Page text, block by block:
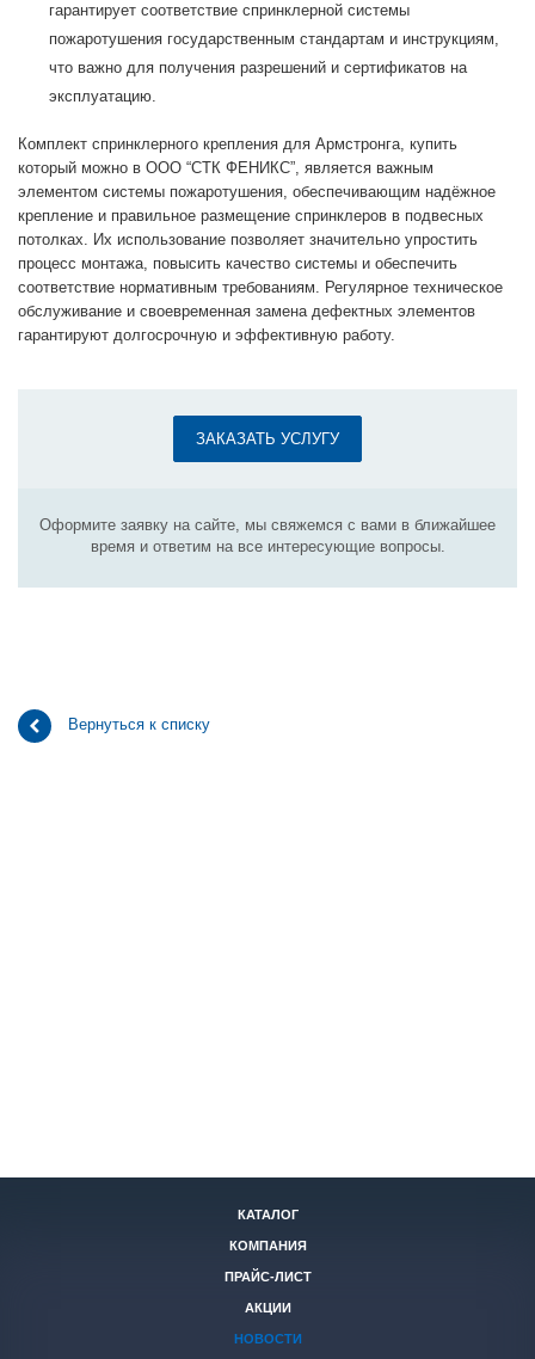
гарантирует соответствие спринклерной системы
пожаротушения государственным стандартам и инструкциям,
что важно для получения разрешений и сертификатов на
эксплуатацию.
Комплект спринклерного крепления для Армстронга, купить
который можно в ООО “СТК ФЕНИКС”, является важным
элементом системы пожаротушения, обеспечивающим надёжное
крепление и правильное размещение спринклеров в подвесных
потолках. Их использование позволяет значительно упростить
процесс монтажа, повысить качество системы и обеспечить
соответствие нормативным требованиям. Регулярное техническое
обслуживание и своевременная замена дефектных элементов
гарантируют долгосрочную и эффективную работу.
ЗАКАЗАТЬ УСЛУГУ
Оформите заявку на сайте, мы свяжемся с вами в ближайшее
время и ответим на все интересующие вопросы.
Вернуться к списку
КАТАЛОГ
КОМПАНИЯ
ПРАЙС-ЛИСТ
АКЦИИ
НОВОСТИ